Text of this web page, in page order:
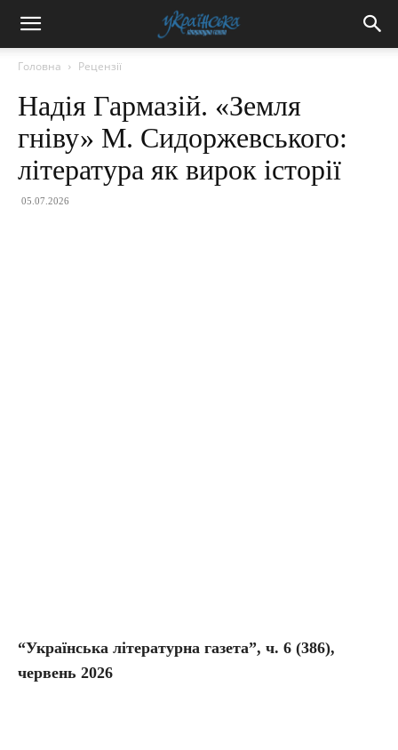
Головна Рецензії
Надія Гармазій. «Земля
гніву» М. Сидоржевського:
література як вирок історії
05.07.2026
“Українська літературна газета”, ч. 6 (386),
червень 2026